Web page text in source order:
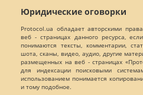
Юридические оговорки
Protocol.ua обладает авторскими
веб - страницах данного ресурса,
понимаются тексты, комментарии,
шота, сканы, видео, аудио, другие
размещенных на веб - страницах
для индексации поисковыми
использованием понимается
и тому подобное.